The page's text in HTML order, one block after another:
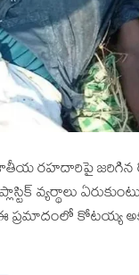
రహదారిపై జరిగిన
వ్యర్థాలు
ఈ ప్రమాదంలో కోటయ్య